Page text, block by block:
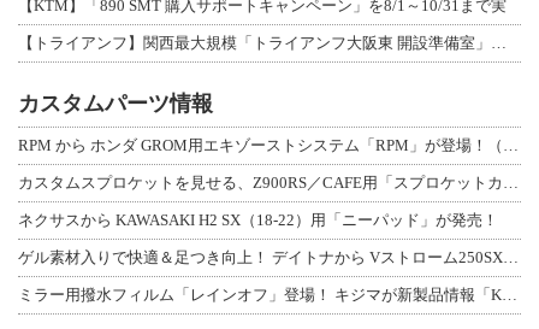
【KTM】「890 SMT 購入サポートキャンペーン」を8/1～10/31まで実
カスタムパーツ情報
ネクサスから KAWASAKI H2 SX（18-22）用「ニーパッド」が発売！